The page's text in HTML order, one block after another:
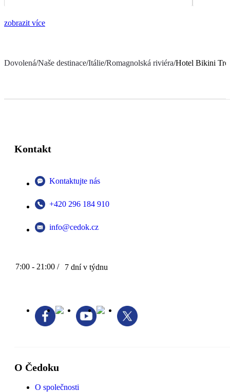
zobrazit více
Dovolená/Naše destinace/Itálie/Romagnolská riviéra/Hotel Bikini
Kontakt
Kontaktujte nás
+420 296 184 910
info@cedok.cz
7:00 - 21:00 / 7 dní v týdnu
O Čedoku
O společnosti